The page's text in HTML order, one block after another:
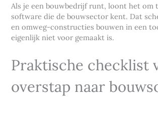
Als je een bouwbedrijf runt, loont het om
software die de bouwsector kent. Dat
en omweg-constructies bouwen in een
eigenlijk niet voor gemaakt is.
Praktische checklist
overstap naar